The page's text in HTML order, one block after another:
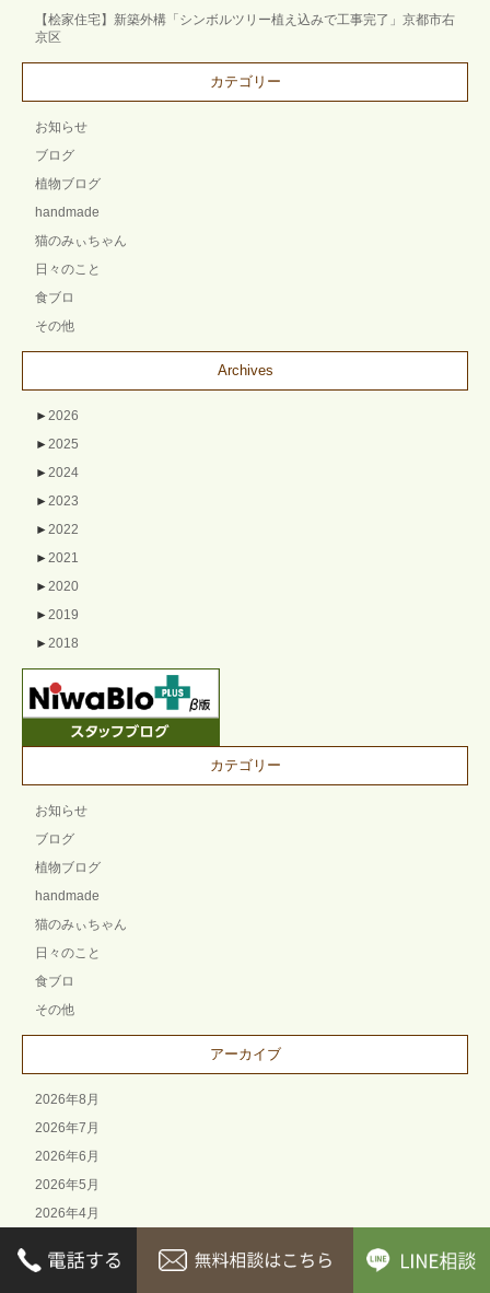
【桧家住宅】新築外構「シンボルツリー植え込みで工事完了」京都市右
京区
カテゴリー
お知らせ
ブログ
植物ブログ
handmade
猫のみぃちゃん
日々のこと
食ブロ
その他
Archives
►2026
►2025
►2024
►2023
►2022
►2021
►2020
►2019
►2018
カテゴリー
お知らせ
ブログ
植物ブログ
handmade
猫のみぃちゃん
日々のこと
食ブロ
その他
アーカイブ
2026年8月
2026年7月
2026年6月
2026年5月
2026年4月
2026年2月